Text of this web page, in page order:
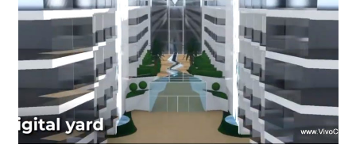
como
vivo,
los
cuento